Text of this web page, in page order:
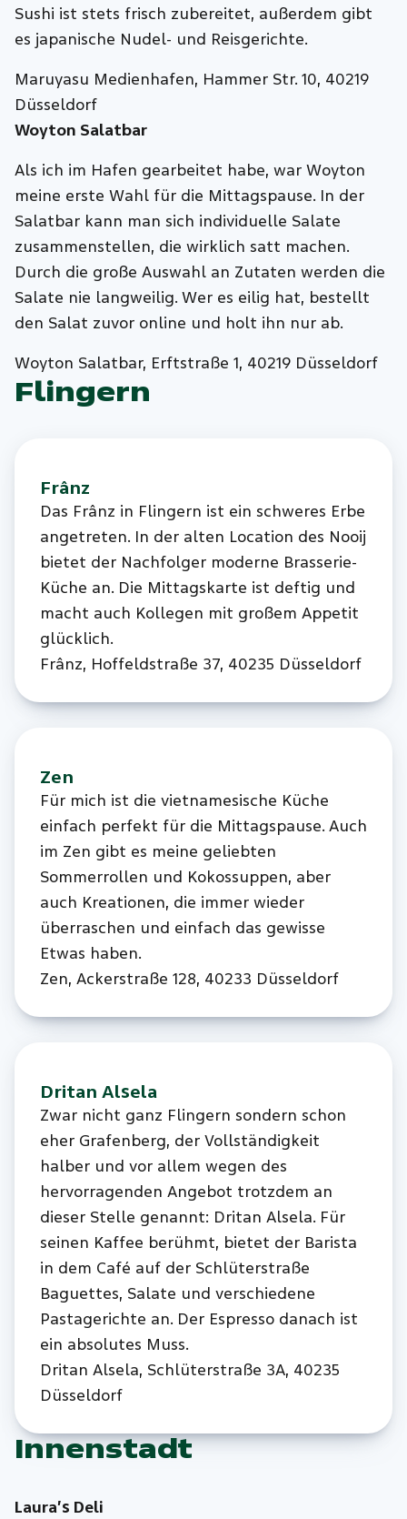
Sushi ist stets frisch zubereitet, außerdem gibt
es japanische Nudel- und Reisgerichte.
Maruyasu Medienhafen, Hammer Str. 10, 40219
Düsseldorf
Woyton Salatbar
Als ich im Hafen gearbeitet habe, war Woyton
meine erste Wahl für die Mittagspause. In der
Salatbar kann man sich individuelle Salate
zusammenstellen, die wirklich satt machen.
Durch die große Auswahl an Zutaten werden die
Salate nie langweilig. Wer es eilig hat, bestellt
den Salat zuvor online und holt ihn nur ab.
Woyton Salatbar, Erftstraße 1, 40219 Düsseldorf
Flingern
Frânz
Das Frânz in Flingern ist ein schweres Erbe
angetreten. In der alten Location des Nooij
bietet der Nachfolger moderne Brasserie-
Küche an. Die Mittagskarte ist deftig und
macht auch Kollegen mit großem Appetit
glücklich.
Frânz, Hoffeldstraße 37, 40235 Düsseldorf
Zen
Für mich ist die vietnamesische Küche
einfach perfekt für die Mittagspause. Auch
im Zen gibt es meine geliebten
Sommerrollen und Kokossuppen, aber
auch Kreationen, die immer wieder
überraschen und einfach das gewisse
Etwas haben.
Zen, Ackerstraße 128, 40233 Düsseldorf
Dritan Alsela
Zwar nicht ganz Flingern sondern schon
eher Grafenberg, der Vollständigkeit
halber und vor allem wegen des
hervorragenden Angebot trotzdem an
dieser Stelle genannt: Dritan Alsela. Für
seinen Kaffee berühmt, bietet der Barista
in dem Café auf der Schlüterstraße
Baguettes, Salate und verschiedene
Pastagerichte an. Der Espresso danach ist
ein absolutes Muss.
Dritan Alsela, Schlüterstraße 3A, 40235
Düsseldorf
Innenstadt
Laura’s Deli